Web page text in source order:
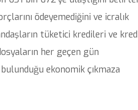
ödeyemediğini ve icralık
tüketici kredileri ve
her geçen gün
ekonomik çıkmaza